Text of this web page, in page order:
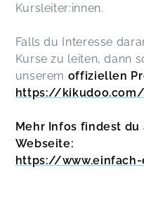
Kursleiter:innen.
Falls du Interesse
Kurse zu leiten, dann
unserem offiziellen
https://
Mehr Infos findest du
Webseite:
https://